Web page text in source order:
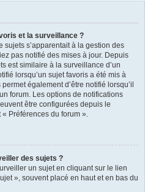
et la surveillance ?
sujets s’apparentait à la gestion des
pas notifié des mises à jour. Depuis
est similaire à la surveillance d’un
lorsqu’un sujet favoris a été mis à
également d’être notifié lorsqu’il
forum. Les options de notifications
être configurées depuis le
« Préférences du forum ».
des sujets ?
un sujet en cliquant sur le lien
», souvent placé en haut et en bas du